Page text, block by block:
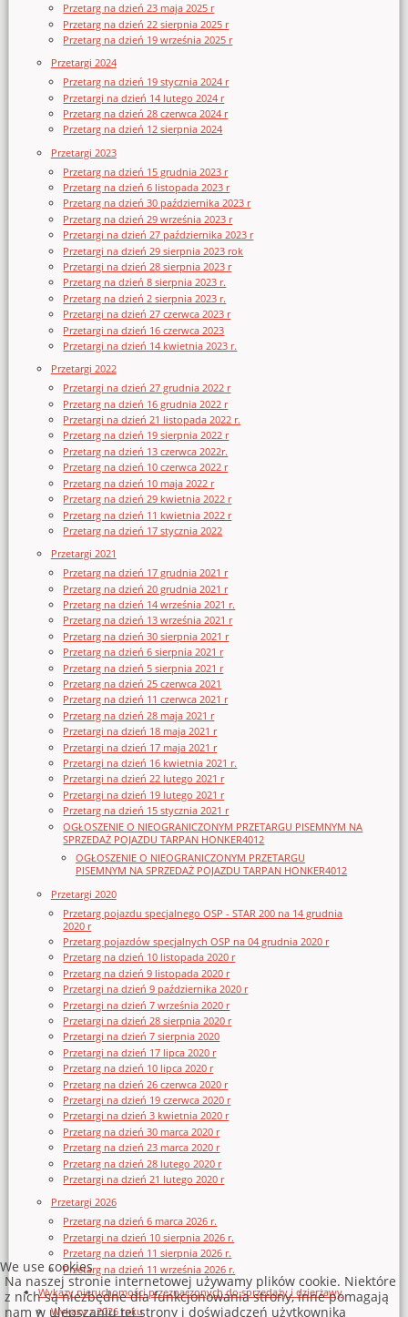
Przetarg na dzień 23 maja 2025 r
Przetarg na dzień 22 sierpnia 2025 r
Przetarg na dzień 19 września 2025 r
Przetargi 2024
Przetarg na dzień 19 stycznia 2024 r
Przetargi na dzień 14 lutego 2024 r
Przetarg na dzień 28 czerwca 2024 r
Przetarg na dzień 12 sierpnia 2024
Przetargi 2023
Przetarg na dzień 15 grudnia 2023 r
Przetarg na dzień 6 listopada 2023 r
Przetarg na dzień 30 października 2023 r
Przetarg na dzień 29 września 2023 r
Przetargi na dzień 27 października 2023 r
Przetargi na dzień 29 sierpnia 2023 rok
Przetargi na dzień 28 sierpnia 2023 r
Przetarg na dzień 8 sierpnia 2023 r.
Przetarg na dzień 2 sierpnia 2023 r.
Przetargi na dzień 27 czerwca 2023 r
Przetargi na dzień 16 czerwca 2023
Przetargi na dzień 14 kwietnia 2023 r.
Przetargi 2022
Przetargi na dzień 27 grudnia 2022 r
Przetarg na dzień 16 grudnia 2022 r
Przetargi na dzień 21 listopada 2022 r.
Przetarg na dzień 19 sierpnia 2022 r
Przetarg na dzień 13 czerwca 2022r.
Przetarg na dzień 10 czerwca 2022 r
Przetarg na dzień 10 maja 2022 r
Przetarg na dzień 29 kwietnia 2022 r
Przetarg na dzień 11 kwietnia 2022 r
Przetarg na dzień 17 stycznia 2022
Przetargi 2021
Przetarg na dzień 17 grudnia 2021 r
Przetarg na dzień 20 grudnia 2021 r
Przetarg na dzień 14 września 2021 r.
Przetarg na dzień 13 września 2021 r
Przetarg na dzień 30 sierpnia 2021 r
Przetarg na dzień 6 sierpnia 2021 r
Przetarg na dzień 5 sierpnia 2021 r
Przetarg na dzień 25 czerwca 2021
Przetarg na dzień 11 czerwca 2021 r
Przetarg na dzień 28 maja 2021 r
Przetargi na dzień 18 maja 2021 r
Przetargi na dzień 17 maja 2021 r
Przetargi na dzień 16 kwietnia 2021 r.
Przetargi na dzień 22 lutego 2021 r
Przetargi na dzień 19 lutego 2021 r
Przetarg na dzień 15 stycznia 2021 r
OGŁOSZENIE O NIEOGRANICZONYM PRZETARGU PISEMNYM NA
SPRZEDAŻ POJAZDU TARPAN HONKER4012
OGŁOSZENIE O NIEOGRANICZONYM PRZETARGU
PISEMNYM NA SPRZEDAŻ POJAZDU TARPAN HONKER4012
Przetargi 2020
Przetarg pojazdu specjalnego OSP - STAR 200 na 14 grudnia
2020 r
Przetarg pojazdów specjalnych OSP na 04 grudnia 2020 r
Przetarg na dzień 10 listopada 2020 r
Przetarg na dzień 9 listopada 2020 r
Przetargi na dzień 9 października 2020 r
Przetargi na dzień 7 września 2020 r
Przetargi na dzień 28 sierpnia 2020 r
Przetargi na dzień 7 sierpnia 2020
Przetargi na dzień 17 lipca 2020 r
Przetarg na dzień 10 lipca 2020 r
Przetarg na dzień 26 czerwca 2020 r
Przetargi na dzień 19 czerwca 2020 r
Przetargi na dzień 3 kwietnia 2020 r
Przetarg na dzień 30 marca 2020 r
Przetarg na dzień 23 marca 2020 r
Przetarg na dzień 28 lutego 2020 r
Przetargi na dzień 21 lutego 2020 r
Przetargi 2026
Przetarg na dzień 6 marca 2026 r.
Przetargi na dzień 10 sierpnia 2026 r.
Przetarg na dzień 11 sierpnia 2026 r.
Przetarg na dzień 11 września 2026 r.
Wykazy nieruchomości przeznaczonych do sprzedaży i dzierżawy
Wykazy z 2026 roku
We use cookies
Na naszej stronie internetowej używamy plików cookie. Niektóre
z nich są niezbędne dla funkcjonowania strony, inne pomagają
nam w ulepszaniu tej strony i doświadczeń użytkownika